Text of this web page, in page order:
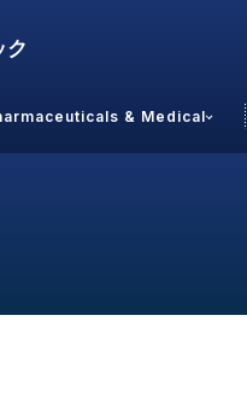
& Medical
カテゴリで選ぶ